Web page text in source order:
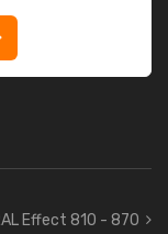
Effect 810 - 870